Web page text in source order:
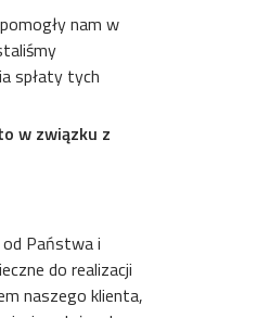
nam w
spłaty tych
w związku z
Państwa i
do realizacji
naszego klienta,